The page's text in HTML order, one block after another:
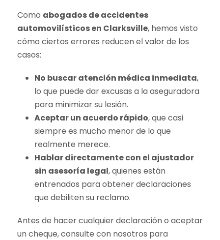
Como abogados de accidentes
automovilísticos en Clarksville, hemos visto
cómo ciertos errores reducen el valor de los
casos:
No buscar atención médica inmediata,
lo que puede dar excusas a la aseguradora
para minimizar su lesión.
Aceptar un acuerdo rápido, que casi
siempre es mucho menor de lo que
realmente merece.
Hablar directamente con el ajustador
sin asesoría legal, quienes están
entrenados para obtener declaraciones
que debiliten su reclamo.
Antes de hacer cualquier declaración o aceptar
un cheque, consulte con nosotros para